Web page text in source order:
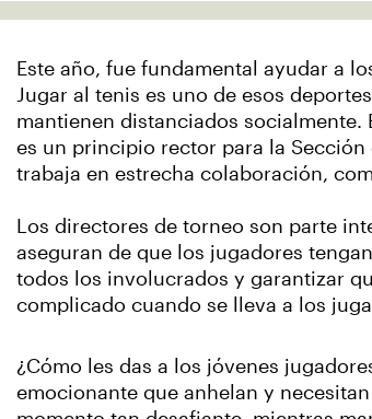
Este año, fue fundamental ayudar a
Jugar al tenis es uno de esos
mantienen distanciados
es un principio rector para la
trabaja en estrecha colaboración,
Los directores de torneo son parte
aseguran de que los jugadores
todos los involucrados y garantizar
complicado cuando se lleva a los
¿Cómo les das a los jóvenes
emocionante que anhelan y